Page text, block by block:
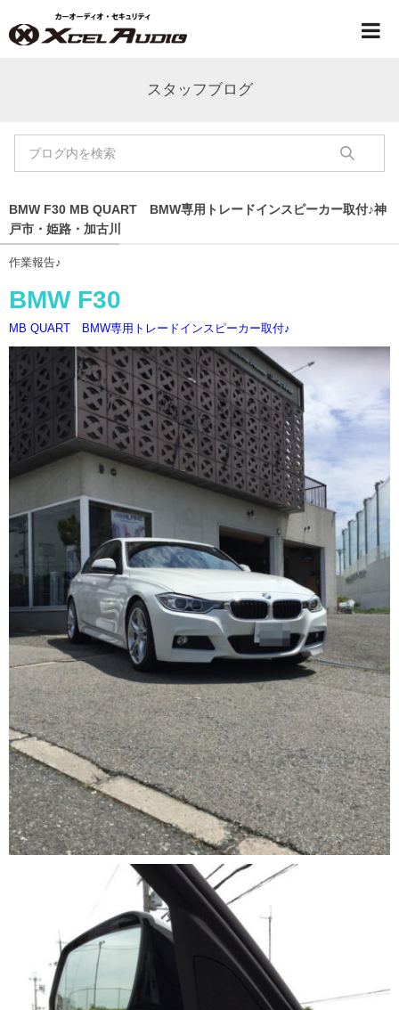
スタッフブログ
BMW F30 MB QUART BMW専用トレードインスピーカー取付♪神
戸市・姫路・加古川
作業報告♪
BMW F30
MB QUART BMW専用トレードインスピーカー取付♪